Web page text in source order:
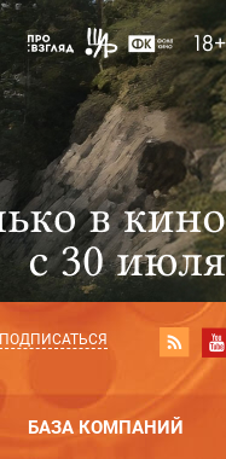
ПОДПИСАТЬСЯ
БАЗА КОМПАНИЙ